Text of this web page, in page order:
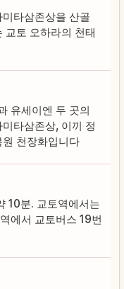
타삼존상을 산골
교토 오하라의 천태
유세이엔 두 곳의
타삼존상, 이끼 정
천장화입니다
10분. 교토역에서는
에서 교토버스 19번